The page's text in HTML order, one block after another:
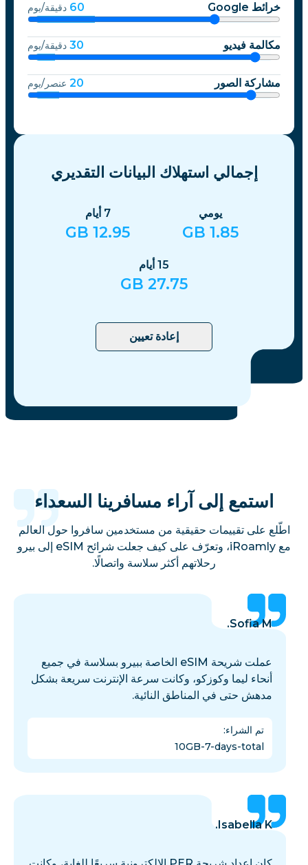
خرائط Google 60 دقيقة/يوم
مكالمة فيديو 30 دقيقة/يوم
مشاركة الصور 20 عنصر/يوم
إجمالي استهلاك البيانات التقديري
يومي
1.85
7 أيام
12.95
15 أيام
27.75
إعادة تعيين
استمع إلى آراء مسافرينا السعداء
اطّلع على تقييمات حقيقية من مستخدمين سافروا حول العالم
مع iRoamly، وتعرّف على كيف جعلت شرائح eSIM إلى بيرو
رحلاتهم أكثر سلاسة واتصالًا.
Sofia M.
عملت شريحة eSIM الخاصة ببيرو بسلاسة في جميع
أنحاء ليما وكوزكو، وكانت سرعة الإنترنت سريعة بشكل
مدهش حتى في المناطق النائية.
تم الشراء:
10GB-7-days-total
Isabella K.